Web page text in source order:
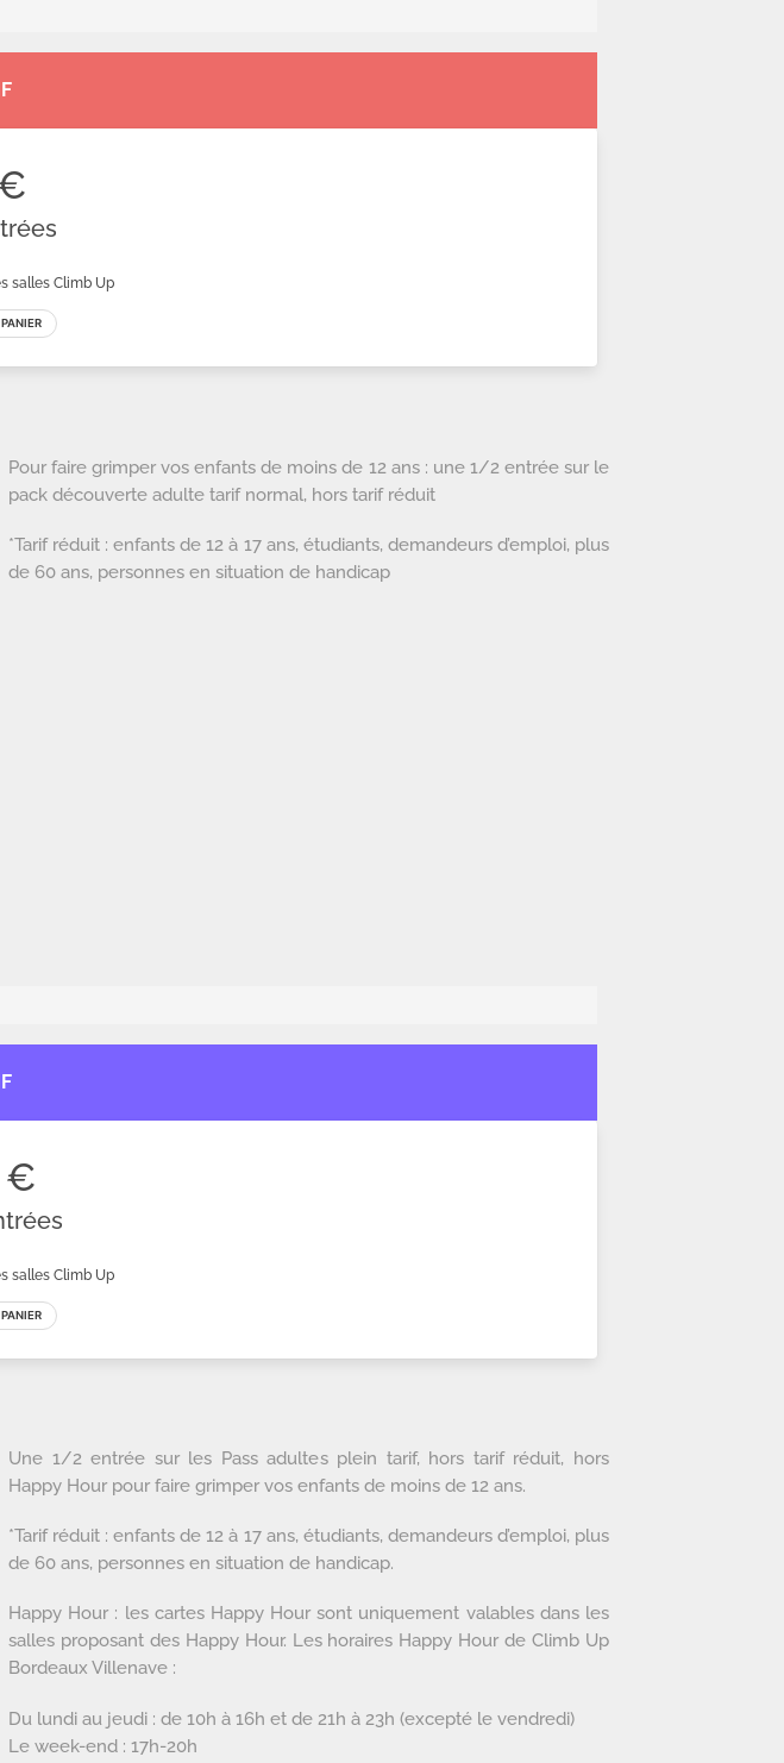
Pour faire grimper vos enfants de moins de 12 ans : une 1/2 entrée sur le
pack découverte adulte tarif normal, hors tarif réduit
*Tarif réduit : enfants de 12 à 17 ans, étudiants, demandeurs d’emploi, plus
de 60 ans, personnes en situation de handicap
Une 1/2 entrée sur les Pass adultes plein tarif, hors tarif réduit, hors
Happy Hour pour faire grimper vos enfants de moins de 12 ans.
*Tarif réduit : enfants de 12 à 17 ans, étudiants, demandeurs d’emploi, plus
de 60 ans, personnes en situation de handicap.
Happy Hour : les cartes Happy Hour sont uniquement valables dans les
salles proposant des Happy Hour. Les horaires Happy Hour de Climb Up
Bordeaux Villenave :
Du lundi au jeudi : de 10h à 16h et de 21h à 23h (excepté le vendredi)
Le week-end : 17h-20h